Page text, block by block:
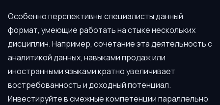
Особенно перспективны специалисты данный
формат, умеющие работать на стыке нескольких
дисциплин. Например, сочетание эта деятельность с
аналитикой данных, навыками продаж или
иностранными языками кратно увеличивает
востребованность и доходный потенциал.
Инвестируйте в смежные компетенции параллельно